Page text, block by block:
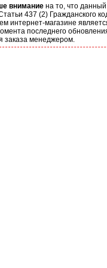
внимание на то, что
437 (2) Гражданского
интернет-магазине
последнего
заказа менеджером.